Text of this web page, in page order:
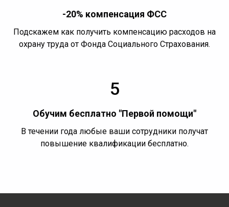
-20% компенсация ФСС
Подскажем как получить компенсацию расходов на
охрану труда от Фонда Социального Страхования.
5
Обучим бесплатно "Первой помощи"
В течении года любые ваши сотрудники получат
повышение квалификации бесплатно.